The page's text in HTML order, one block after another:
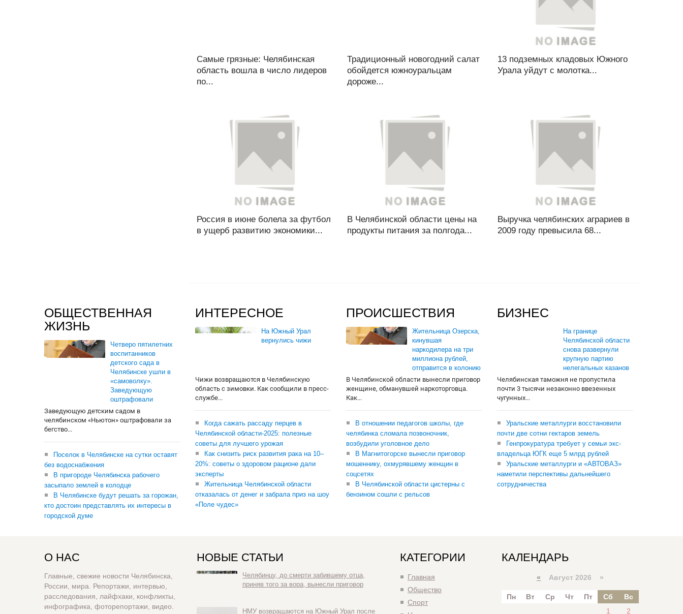
Самые грязные: Челябинская
область вошла в число лидеров
по...
Традиционный новогодний салат
обойдется южноуральцам
дороже...
13 подземных кладовых Южного
Урала уйдут с молотка...
Россия в июне болела за футбол
в ущерб развитию экономики...
В Челябинской области цены на
продукты питания за полгода...
Выручка челябинских аграриев в
2009 году превысила 68...
ОБЩЕСТВЕННАЯ
ЖИЗНЬ
Четверо пятилетних
воспитанников
детского сада в
Челябинске ушли в
«самоволку».
Заведующую
оштрафовали
Заведующую детским садом в
челябинском «Ньютон» оштрафовали за
бегство...
Поселок в Челябинске на сутки оставят
без водоснабжения
В пригороде Челябинска рабочего
засыпало землей в колодце
В Челябинске будут решать за горожан,
кто достоин представлять их интересы в
городской думе
ИНТЕРЕСНОЕ
На Южный Урал
вернулись чижи
Чижи возвращаются в Челябинскую
область с зимовки. Как сообщили в пресс-
службе...
Когда сажать рассаду перцев в
Челябинской области-2025: полезные
советы для лучшего урожая
Как снизить риск развития рака на 10–
20%: советы о здоровом рационе дали
эксперты
Жительница Челябинской области
отказалась от денег и забрала приз на шоу
«Поле чудес»
ПРОИСШЕСТВИЯ
Жительница Озерска,
кинувшая
наркодилера на три
миллиона рублей,
отправится в колонию
В Челябинской области вынесли приговор
женщине, обманувшей наркоторговца.
Как...
В отношении педагогов школы, где
челябинка сломала позвоночник,
возбудили уголовное дело
В Магнитогорске вынесли приговор
мошеннику, охмурявшему женщин в
соцсетях
В Челябинской области цистерны с
бензином сошли с рельсов
БИЗНЕС
На границе
Челябинской области
снова развернули
крупную партию
нелегальных казанов
Челябинская таможня не пропустила
почти 3 тысячи незаконно ввезенных
чугунных...
Уральские металлурги восстановили
почти две сотни гектаров земель
Генпрокуратура требует у семьи экс-
владельца ЮГК еще 5 млрд рублей
Уральские металлурги и «АВТОВАЗ»
наметили перспективы дальнейшего
сотрудничества
О НАС
Главные, свежие новости Челябинска,
России, мира. Репортажи, интервью,
расследования, лайфхаки, конфликты,
инфографика, фоторепортажи, видео.
НОВЫЕ СТАТЬИ
Челябинцу, до смерти забившему отца,
приняв того за вора, вынесли приговор
НМУ возвращаются на Южный Урал после
КАТЕГОРИИ
Главная
Общество
Спорт
КАЛЕНДАРЬ
« Август 2026 »
Пн Вт Ср Чт Пт Сб
Вс
1
2